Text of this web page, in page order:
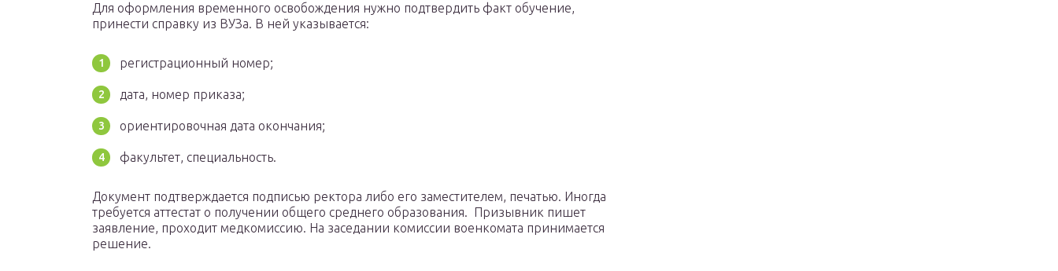
Для оформления временного освобождения нужно подтвердить факт обучение,
принести справку из ВУЗа. В ней указывается:
регистрационный номер;
дата, номер приказа;
ориентировочная дата окончания;
факультет, специальность.
Документ подтверждается подписью ректора либо его заместителем, печатью. Иногда
требуется аттестат о получении общего среднего образования. Призывник пишет
заявление, проходит медкомиссию. На заседании комиссии военкомата принимается
решение.